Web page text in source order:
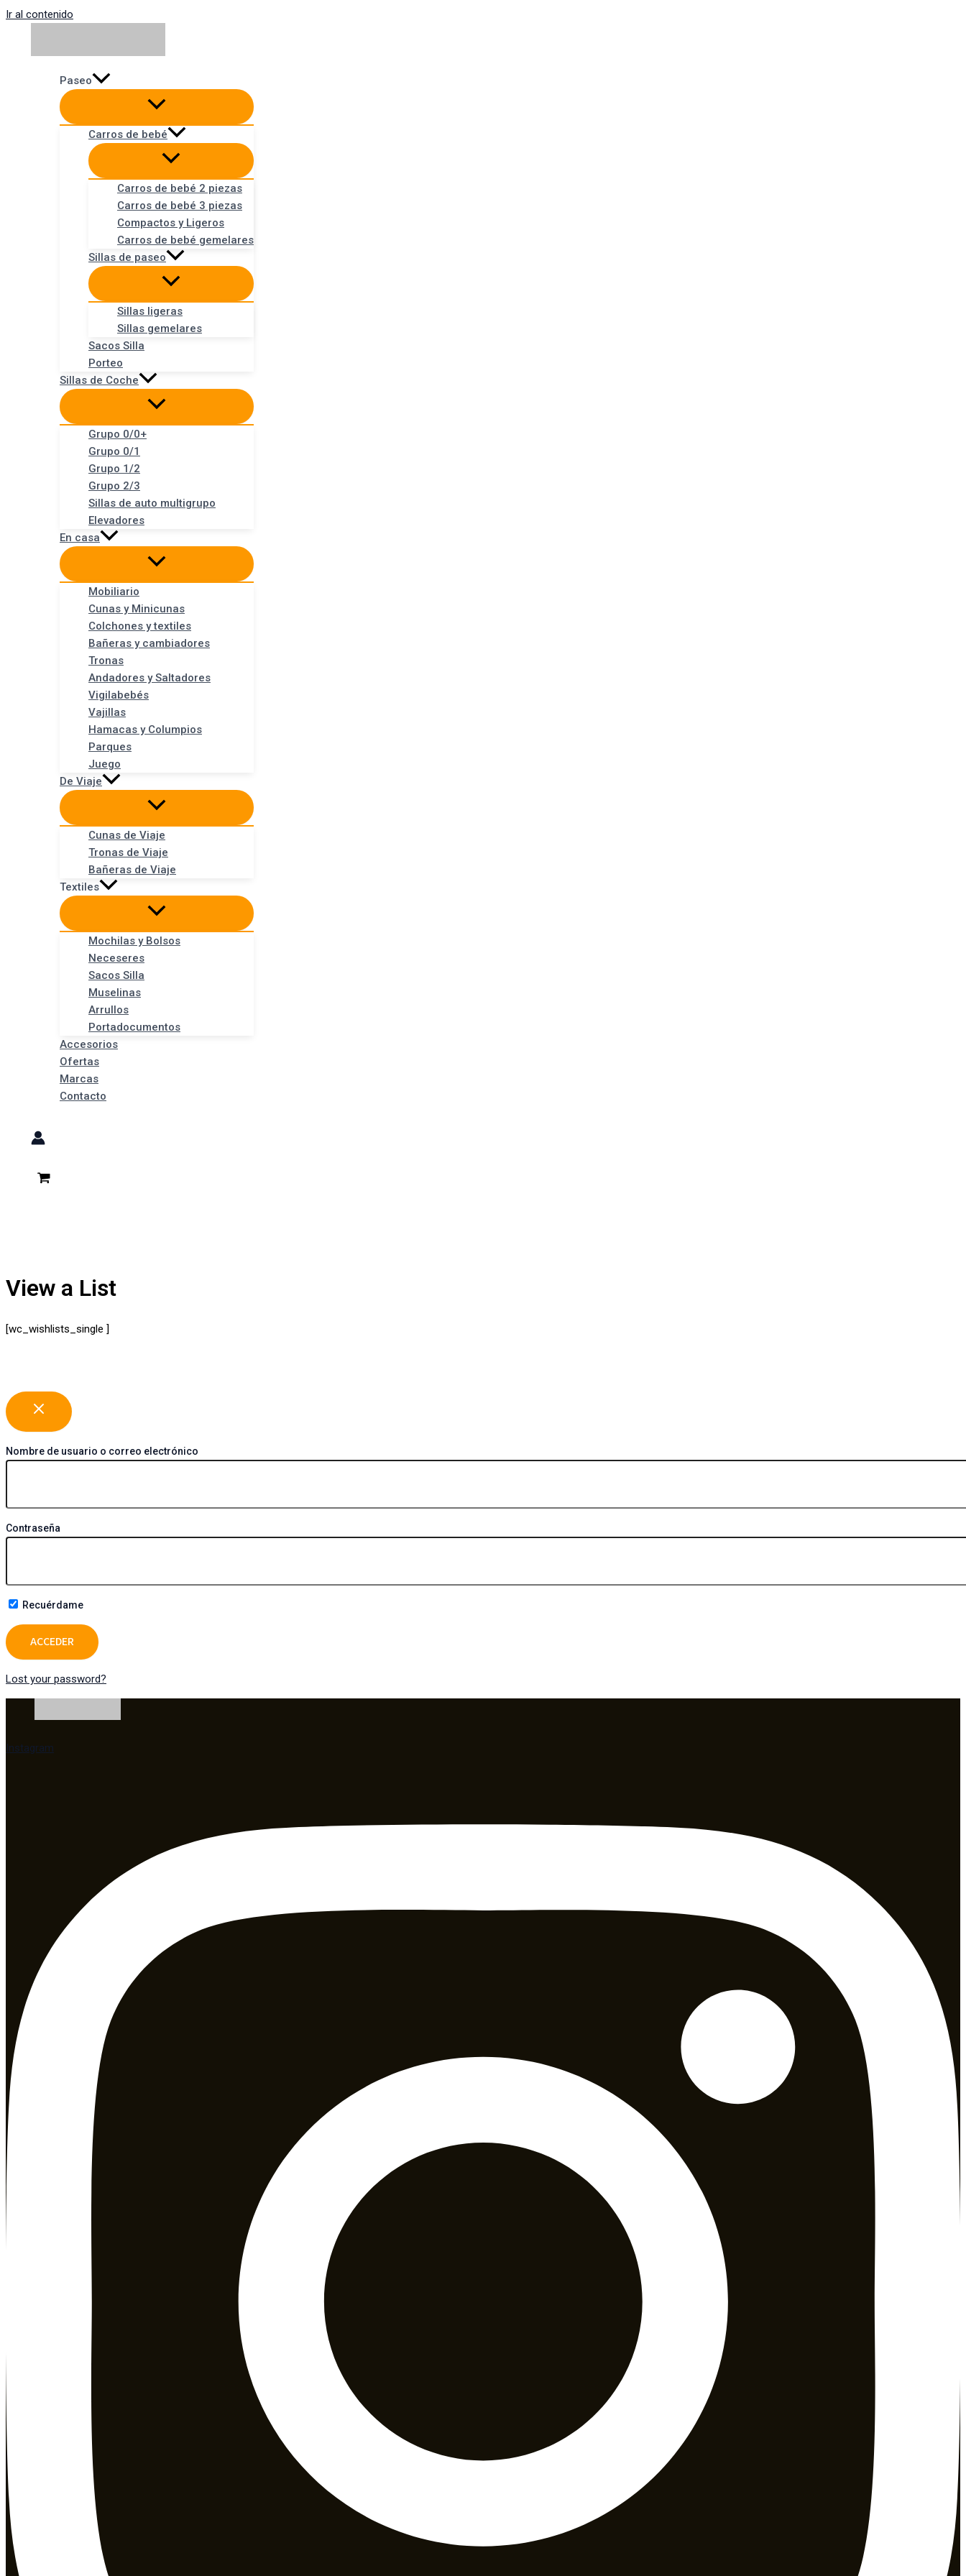
Ir al contenido
Paseo
Carros de bebé
Carros de bebé 2 piezas
Carros de bebé 3 piezas
Compactos y Ligeros
Carros de bebé gemelares
Sillas de paseo
Sillas ligeras
Sillas gemelares
Sacos Silla
Porteo
Sillas de Coche
Grupo 0/0+
Grupo 0/1
Grupo 1/2
Grupo 2/3
Sillas de auto multigrupo
Elevadores
En casa
Mobiliario
Cunas y Minicunas
Colchones y textiles
Bañeras y cambiadores
Tronas
Andadores y Saltadores
Vigilabebés
Vajillas
Hamacas y Columpios
Parques
Juego
De Viaje
Cunas de Viaje
Tronas de Viaje
Bañeras de Viaje
Textiles
Mochilas y Bolsos
Neceseres
Sacos Silla
Muselinas
Arrullos
Portadocumentos
Accesorios
Ofertas
Marcas
Contacto
View a List
[wc_wishlists_single ]
Nombre de usuario o correo electrónico
Contraseña
Recuérdame
Lost your password?
Instagram